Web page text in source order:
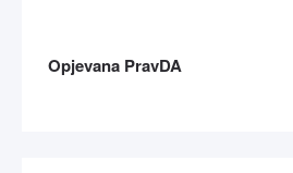
Opjevana PravDA